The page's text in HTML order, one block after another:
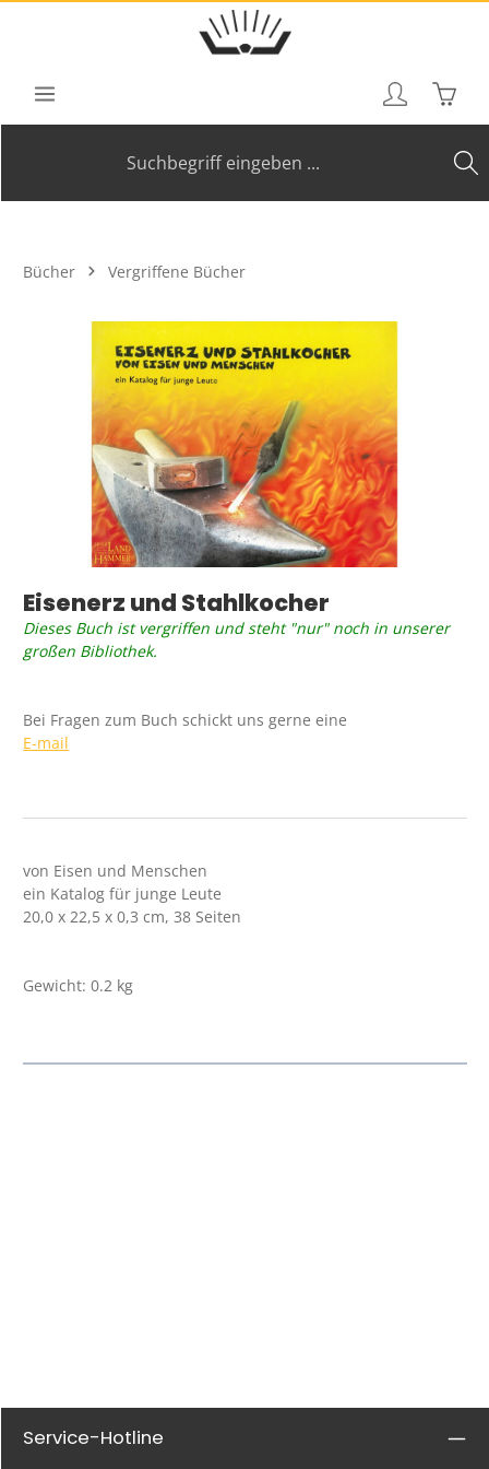
Zum Hauptinhalt springen
Bücher Vergriffene Bücher
Bildergalerie überspringen
Eisenerz und Stahlkocher
Dieses Buch ist vergriffen und steht "nur" noch in unserer
großen Bibliothek.
Bei Fragen zum Buch schickt uns gerne eine
E-mail
von Eisen und Menschen
ein Katalog für junge Leute
20,0 x 22,5 x 0,3 cm, 38 Seiten
Gewicht: 0.2 kg
Service-Hotline